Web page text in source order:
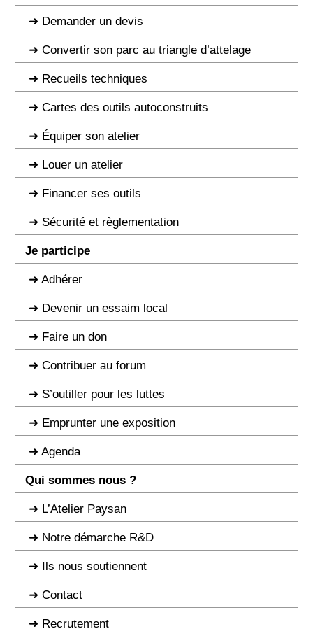
Demander un devis
Convertir son parc au triangle d’attelage
Recueils techniques
Cartes des outils autoconstruits
Équiper son atelier
Louer un atelier
Financer ses outils
Sécurité et règlementation
Je participe
Adhérer
Devenir un essaim local
Faire un don
Contribuer au forum
S’outiller pour les luttes
Emprunter une exposition
Agenda
Qui sommes nous ?
L’Atelier Paysan
Notre démarche R&D
Ils nous soutiennent
Contact
Recrutement